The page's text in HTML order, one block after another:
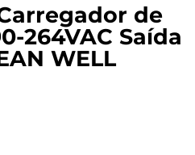
de
264VAC Saída
WELL